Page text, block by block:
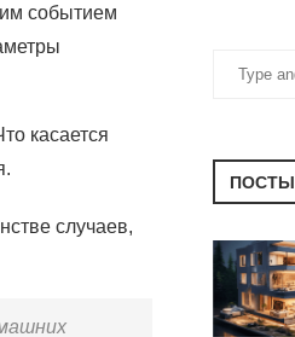
событием
касается
случаев,
ПОСТЫ